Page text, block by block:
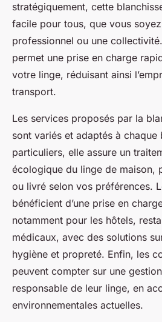
stratégiquement, cette
facile pour tous, que vous
professionnel ou une
permet une prise en charge
votre linge, réduisant ainsi
transport.
Les services proposés par la
sont variés et adaptés à chaque
particuliers, elle assure un
écologique du linge de maison,
ou livré selon vos préférences.
bénéficient d’une prise en
notamment pour les hôtels,
médicaux, avec des solutions
hygiène et propreté. Enfin, les
peuvent compter sur une
responsable de leur linge, en
environnementales actuelles.